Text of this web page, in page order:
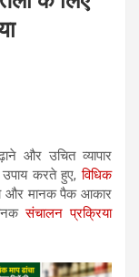
और उचित व्यापार
उपाय करते हुए,विधिक
और मानक पैक आकार
संचालन प्रक्रिया